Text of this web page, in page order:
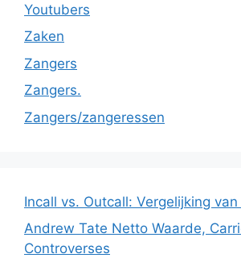
Youtubers
Zaken
Zangers
Zangers.
Zangers/zangeressen
Incall vs. Outcall: Vergelijking
Andrew Tate Netto Waarde,
Controverses